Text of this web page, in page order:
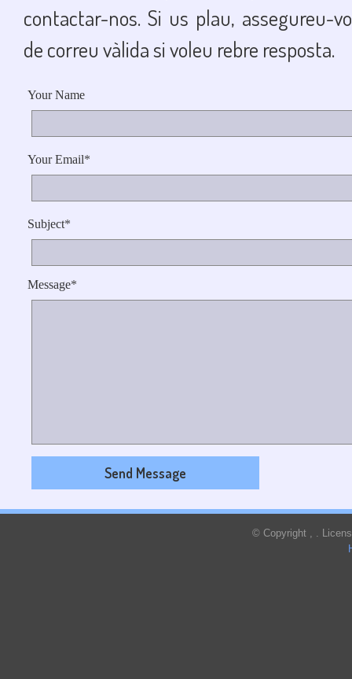
contactar-nos. Si us plau, assegureu-
de correu vàlida si voleu rebre resposta.
Your Name
Your Email*
Subject*
Message*
© Copyright , .